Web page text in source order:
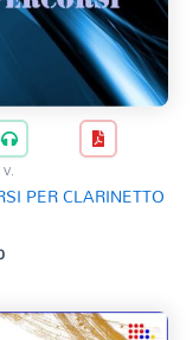
PER CLARINETTO